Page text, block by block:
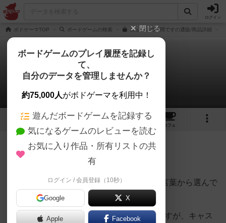
ログイン
ボドゲーマTOP ボードゲームの検索 ニュースの時間ですの通販/商品詳細
ニュースの時間です
哀川 勉さんのレビュー
2 3 4
カフェ
283名 1名 0 5年以上前
ニュース原稿の空欄を、配られたカードの言葉から選んで
埋めるというゲームです。
AD役として空欄を埋めるのも楽しかったですが、キャス
閉じる
ボードゲームのプレイ履歴を記録し
て、
自分のデータを管理しませんか？
約75,000人がボドゲーマを利用中！
遊んだボードゲームを記録する
気になるゲームのレビューを読む
お気に入り作品・所有リストの共
有
ログイン / 会員登録（10秒）
Google X
Apple Facebook